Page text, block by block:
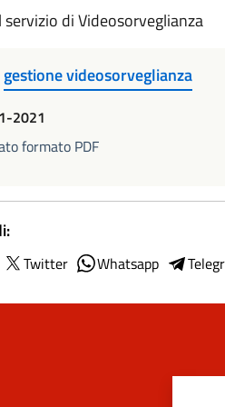
servizio di Videosorveglianza
gestione videosorveglianza
2021
formato PDF
Twitter Whatsapp